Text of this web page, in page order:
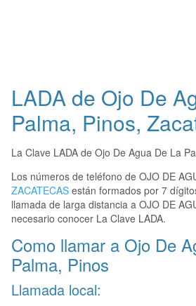
LADA de Ojo De
Palma, Pinos,
La Clave LADA de Ojo De Agua De La
Los números de teléfono de OJO DE
ZACATECAS están formados por 7
llamada de larga distancia a OJO DE
necesario conocer La Clave LADA.
Como llamar a Ojo De
Palma, Pinos
Llamada local: